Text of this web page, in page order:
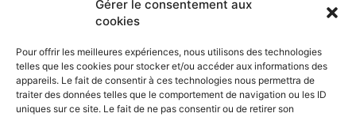
Gérer le consentement aux
cookies
Pour offrir les meilleures expériences, nous utilisons des technologies
telles que les cookies pour stocker et/ou accéder aux informations des
appareils. Le fait de consentir à ces technologies nous permettra de
traiter des données telles que le comportement de navigation ou les ID
uniques sur ce site. Le fait de ne pas consentir ou de retirer son
SUIVEZ NOUS